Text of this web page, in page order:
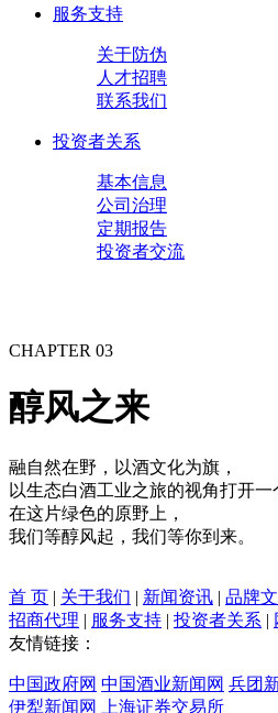
服务支持
关于防伪
人才招聘
联系我们
投资者关系
基本信息
公司治理
定期报告
投资者交流
CHAPTER 03
醇风之来
融自然在野，以酒文化为旗，
以生态白酒工业之旅的视角打开一
在这片绿色的原野上，
我们等醇风起，我们等你到来。
首 页 | 关于我们 | 新闻资讯 | 品牌
招商代理 | 服务支持 | 投资者关系 |
友情链接：
中国政府网 中国酒业新闻网 兵团
伊犁新闻网
上海证券交易所